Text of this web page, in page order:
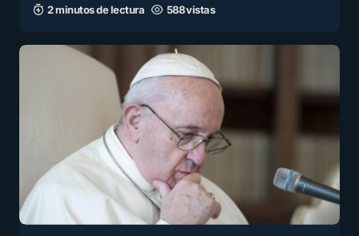
2 minutos de lectura 588 vistas